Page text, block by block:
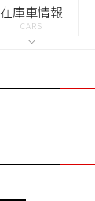
在庫車情報